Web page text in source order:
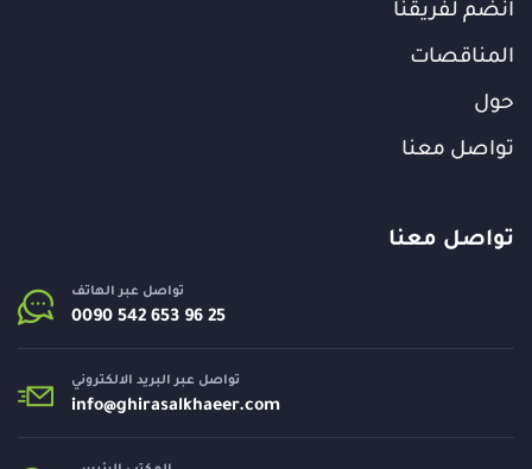
انضم لفريقنا
المناقصات
حول
تواصل معنا
تواصل معنا
تواصل عبر الهاتف
تواصل عبر البريد الالكتروني
info@ghirasalkhaeer.com